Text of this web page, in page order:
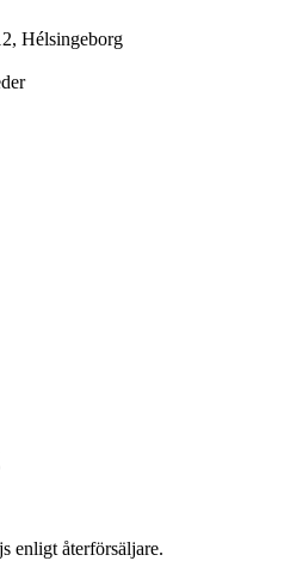
Hélsingeborg
enligt återförsäljare.